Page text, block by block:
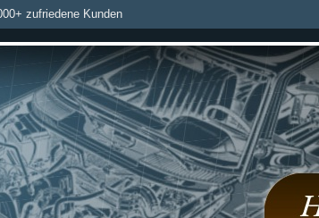
zufriedene Kunden